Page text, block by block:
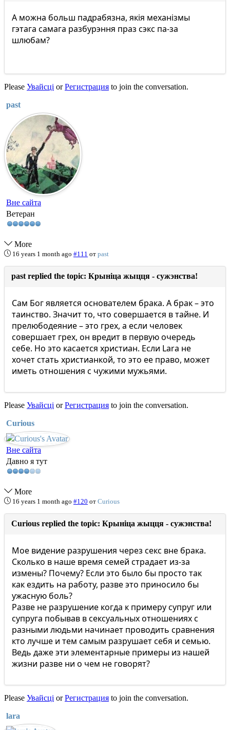
А можна больш падрабязна, якія механізмы
гэтага самага разбурэння праз сэкс па-за
шлюбам?
Please Увайсці orРегистрация to join the conversation.
past
Вне сайта
Ветеран
More
16 years 1 month ago #111 от past
past replied the topic: Крыніца жыцця - сужэнства!
Сам Бог является основателем брака. А брак – это
таинство. Значит то, что совершается в тайне. И
прелюбодеяние – это грех, а если человек
совершает грех, он вредит в первую очередь
себе. Но это касается христиан. Если Lara не
хочет стать христианкой, то это ее право, может
иметь отношения с чужими мужьями.
Please Увайсці orРегистрация to join the conversation.
Curious
Вне сайта
Давно я тут
More
16 years 1 month ago #120 от Curious
Curious replied the topic: Крыніца жыцця - сужэнства!
Мое видение разрушения через секс вне брака.
Сколько в наше время семей страдает из-за
измены? Почему? Если это было бы просто так
как ездить на работу, разве это приносило бы
ужасную боль?
Разве не разрушение когда к примеру супруг или
супруга побывав в сексуальных отношениях с
разными людьми начинает проводить сравнения
кто лучше и тем самым разрушает себя и семью.
Ведь даже эти элементарные примеры из нашей
жизни разве ни о чем не говорят?
Please Увайсці orРегистрация to join the conversation.
lara